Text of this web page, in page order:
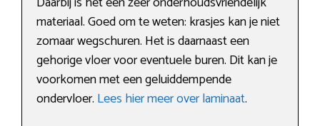
materiaal. Goed om te weten: krasjes kan je niet
zomaar wegschuren. Het is daarnaast een
gehorige vloer voor eventuele buren. Dit kan je
voorkomen met een geluiddempende
ondervloer. Lees hier meer over laminaat.